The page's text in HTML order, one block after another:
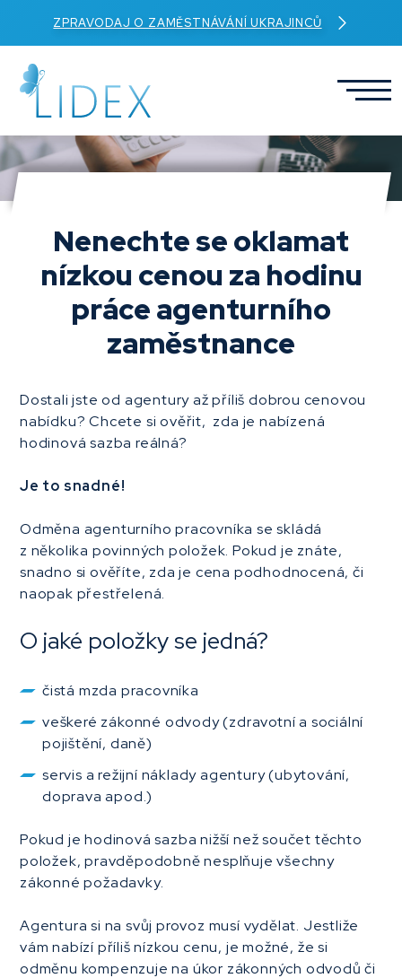
ZPRAVODAJ O ZAMĚSTNÁVÁNÍ UKRAJINCŮ
Nenechte se oklamat
nízkou cenou za hodinu
práce agenturního
zaměstnance
Dostali jste od agentury až příliš dobrou cenovou
nabídku? Chcete si ověřit, zda je nabízená
hodinová sazba reálná?
Je to snadné!
Odměna agenturního pracovníka se skládá
z několika povinných položek. Pokud je znáte,
snadno si ověříte, zda je cena podhodnocená, či
naopak přestřelená.
O jaké položky se jedná?
čistá mzda pracovníka
veškeré zákonné odvody (zdravotní a sociální
pojištění, daně)
servis a režijní náklady agentury (ubytování,
doprava apod.)
Pokud je hodinová sazba nižší než součet těchto
položek, pravděpodobně nesplňuje všechny
zákonné požadavky.
Agentura si na svůj provoz musí vydělat. Jestliže
vám nabízí příliš nízkou cenu, je možné, že si
odměnu kompenzuje na úkor zákonných odvodů či